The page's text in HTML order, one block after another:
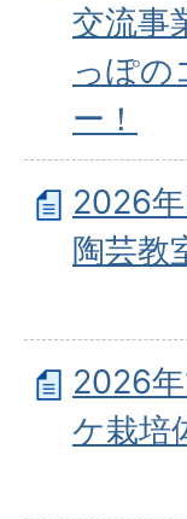
交流事
っぽの
ー！
2026
陶芸教
2026
ケ栽培